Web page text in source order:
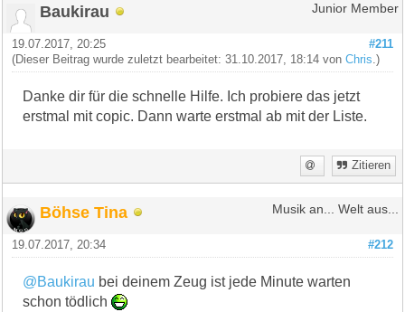
Baukirau Junior Member
#211
19.07.2017, 20:25
(Dieser Beitrag wurde zuletzt bearbeitet: 31.10.2017, 18:14 vonChris .)
Danke dir für die schnelle Hilfe. Ich probiere das jetzt
erstmal mit copic. Dann warte erstmal ab mit der Liste.
Zitieren
Böhse Tina Musik an... Welt aus...
#212
19.07.2017, 20:34
@Baukirau bei deinem Zeug ist jede Minute warten
schon tödlich